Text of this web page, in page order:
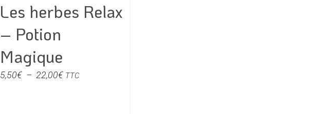
Les herbes Relax
– Potion
Magique
5,50€ – 22,00€Plage
TTC